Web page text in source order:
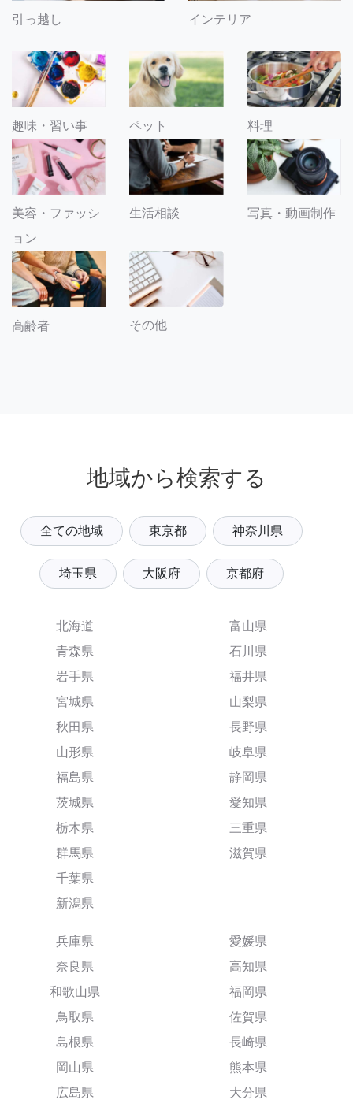
引っ越し インテリア
趣味・習い事 ペット 料理
美容・ファッシ
ョン
生活相談 写真・動画制作
高齢者 その他
地域から検索する
全ての地域 東京都 神奈川県
埼玉県 大阪府 京都府
北海道
青森県
岩手県
宮城県
秋田県
山形県
福島県
茨城県
栃木県
群馬県
千葉県
新潟県
富山県
石川県
福井県
山梨県
長野県
岐阜県
静岡県
愛知県
三重県
滋賀県
兵庫県
奈良県
和歌山県
鳥取県
島根県
岡山県
広島県
愛媛県
高知県
福岡県
佐賀県
長崎県
熊本県
大分県